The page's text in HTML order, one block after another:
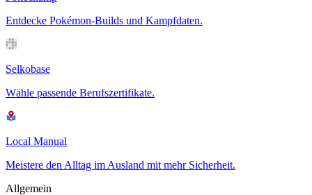
Entdecke Pokémon-Builds und Kampfdaten.
Selkobase
Wähle passende Berufszertifikate.
Local Manual
Meistere den Alltag im Ausland mit mehr Sicherheit.
Allgemein